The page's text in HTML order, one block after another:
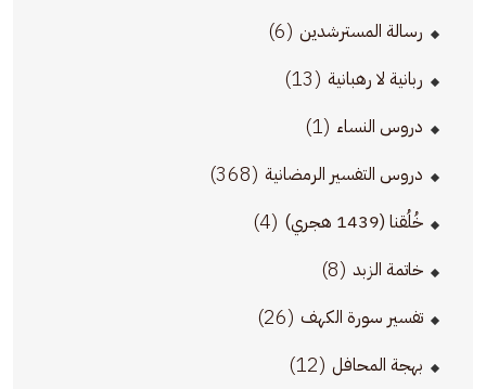
رسالة المسترشدين (6)
ربانية لا رهبانية (13)
دروس النساء (1)
دروس التفسير الرمضانية (368)
خُلُقنا (1439 هجري) (4)
خاتمة الزبد (8)
تفسير سورة الكهف (26)
بهجة المحافل (12)